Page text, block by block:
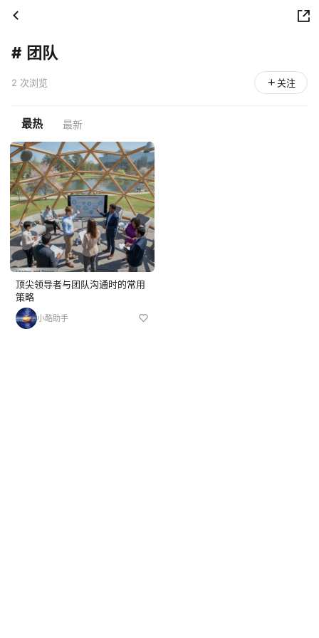
# 团队
2 次浏览 关注
最热 最新
顶尖领导者与团队沟通时的常用
策略
小酷助手